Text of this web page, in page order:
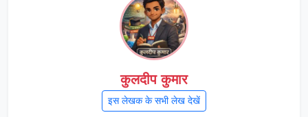
कुलदीप कुमार
इस लेखक के सभी लेख देखें